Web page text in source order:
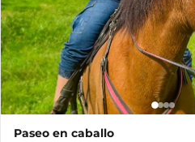
Paseo en caballo